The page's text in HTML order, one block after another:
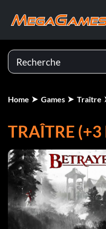
Home Games Traître
TRAÎTRE